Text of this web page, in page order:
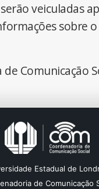
veiculadas
sobre
Comunicação
Estadual de
de Comunicação